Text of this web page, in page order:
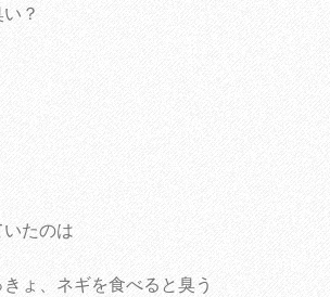
？
たのは
きょ、ネギを食べると臭う